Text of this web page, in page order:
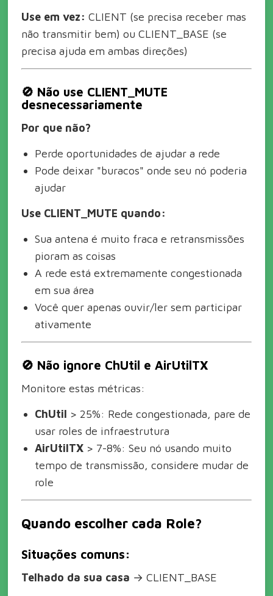
Use em vez: CLIENT (se precisa receber mas
não transmitir bem) ou CLIENT_BASE (se
precisa ajuda em ambas direções)
🚫 Não use CLIENT_MUTE
desnecessariamente
Por que não?
Perde oportunidades de ajudar a rede
Pode deixar "buracos" onde seu nó poderia
ajudar
Use CLIENT_MUTE quando:
Sua antena é muito fraca e retransmissões
pioram as coisas
A rede está extremamente congestionada
em sua área
Você quer apenas ouvir/ler sem participar
ativamente
🚫 Não ignore ChUtil e AirUtilTX
Monitore estas métricas:
ChUtil > 25%: Rede congestionada, pare de
usar roles de infraestrutura
AirUtilTX > 7-8%: Seu nó usando muito
tempo de transmissão, considere mudar de
role
Quando escolher cada Role?
Situações comuns:
Telhado da sua casa → CLIENT_BASE